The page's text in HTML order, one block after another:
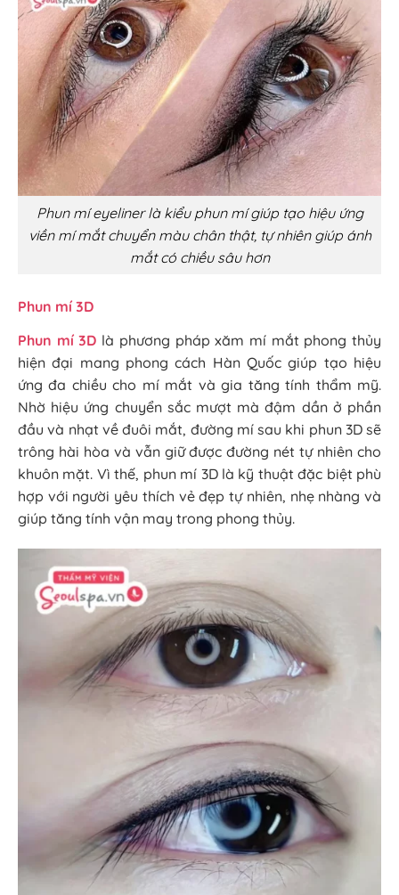
Phun mí eyeliner là kiểu phun mí giúp tạo hiệu ứng
viền mí mắt chuyển màu chân thật, tự nhiên giúp ánh
mắt có chiều sâu hơn
Phun mí 3D
Phun mí 3D là phương pháp xăm mí mắt phong thủy
hiện đại mang phong cách Hàn Quốc giúp tạo hiệu
ứng đa chiều cho mí mắt và gia tăng tính thẩm mỹ.
Nhờ hiệu ứng chuyển sắc mượt mà đậm dần ở phần
đầu và nhạt về đuôi mắt, đường mí sau khi phun 3D sẽ
trông hài hòa và vẫn giữ được đường nét tự nhiên cho
khuôn mặt. Vì thế, phun mí 3D là kỹ thuật đặc biệt phù
hợp với người yêu thích vẻ đẹp tự nhiên, nhẹ nhàng và
giúp tăng tính vận may trong phong thủy.